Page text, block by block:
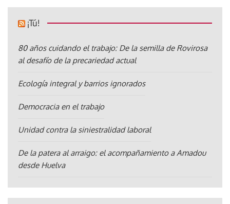
¡Tú!
80 años cuidando el trabajo: De la semilla de Rovirosa
al desafío de la precariedad actual
Ecología integral y barrios ignorados
Democracia en el trabajo
Unidad contra la siniestralidad laboral
De la patera al arraigo: el acompañamiento a Amadou
desde Huelva